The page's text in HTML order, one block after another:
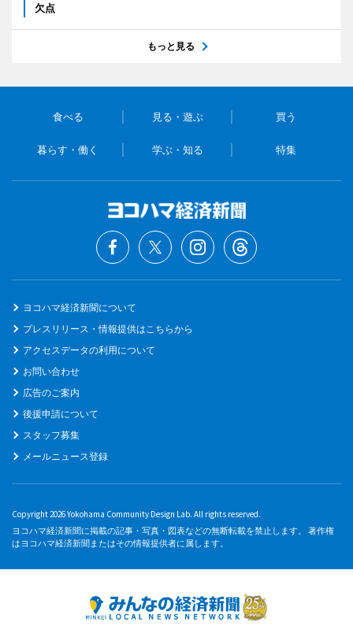
欠点
もっと見る
食べる 見る・遊ぶ 買う
暮らす・働く 学ぶ・知る 特集
ヨコハマ経済新聞について
プレスリリース・情報提供はこちらから
アクセスデータの利用について
お問い合わせ
広告のご案内
後援申請について
スタッフ募集
メールニュース登録
Copyright 2026 Yokohama Community Design Lab. All rights reserved.
ヨコハマ経済新聞に掲載の記事・写真・図表などの無断転載を禁止します。 著作権
はヨコハマ経済新聞またはその情報提供者に属します。